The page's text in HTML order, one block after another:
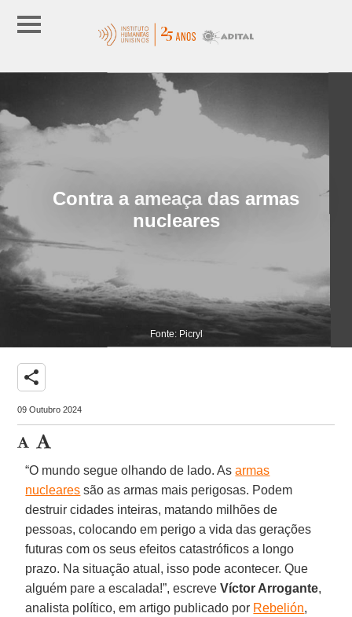
Contra a ameaça das armas
nucleares
Fonte: Picryl
share
09 Outubro 2024
“O mundo segue olhando de lado. Asarmas
nucleares são as armas mais perigosas. Podem
destruir cidades inteiras, matando milhões de
pessoas, colocando em perigo a vida das gerações
futuras com os seus efeitos catastróficos a longo
prazo. Na situação atual, isso pode acontecer. Que
alguém pare a escalada!”, escreveVíctor Arrogante,
analista político, em artigo publicado por Rebelión,